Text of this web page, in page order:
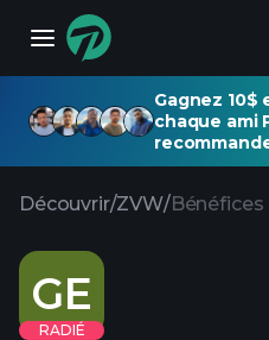
Gagnez 10$
chaque ami
Découvrir/ZVW/Bénéfices
GE
RADIÉ